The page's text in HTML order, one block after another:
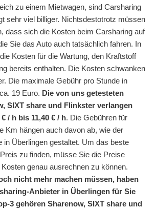
zu einem Mietwagen, sind Carsharing
sehr viel billiger. Nichtsdestotrotz müssen
dass sich die Kosten beim Carsharing auf
Sie das Auto auch tatsächlich fahren. In
Kosten für die Wartung, den Kraftstoff
bereits enthalten. Die Kosten schwanken
Die maximale Gebühr pro Stunde in
19 Euro. Die von uns getesteten
SIXT share und Flinkster verlangen
/ h bis 11,40 € / h. Die Gebühren für
Km hängen auch davon ab, wie der
in Überlingen gestaltet. Um das beste
zu finden, müsse Sie die Preise
genau ausrechnen zu können.
nicht mehr machen müssen, haben
Anbieter in Überlingen für Sie
3 gehören Sharenow, SIXT share und